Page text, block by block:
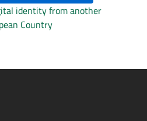
identity from another
Country